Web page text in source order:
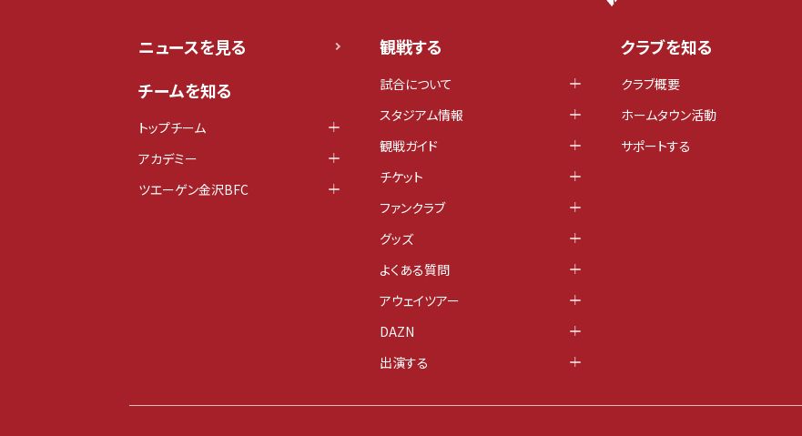
ニュースを見る
チームを知る
トップチーム
アカデミー
ツエーゲン金沢BFC
観戦する
試合について
スタジアム情報
観戦ガイド
チケット
ファンクラブ
グッズ
よくある質問
アウェイツアー
DAZN
出演する
クラブを知る
クラブ概要
ホームタウン活動
サポートする